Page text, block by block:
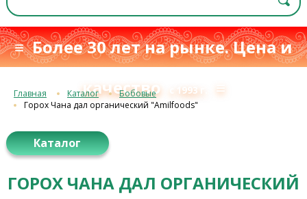
≡ Более 30 лет на рынке. Цена и
качество
с 1993 г. ≡
Главная Каталог
Бобовые
Горох Чана дал органический "Amilfoods"
Каталог
ГОРОХ ЧАНА ДАЛ ОРГАНИЧЕСКИЙ